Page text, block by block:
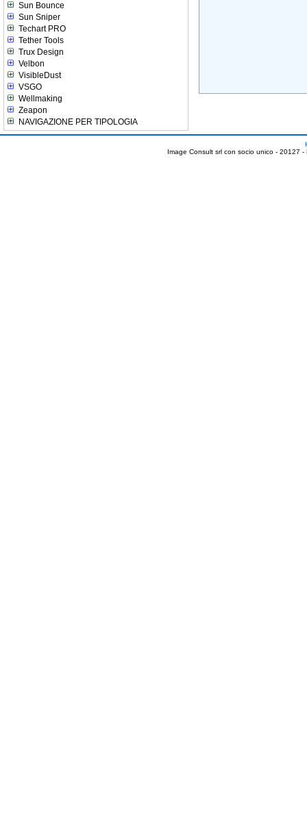
Sun Bounce
Sun Sniper
Techart PRO
Tether Tools
Trux Design
Velbon
VisibleDust
VSGO
Wellmaking
Zeapon
NAVIGAZIONE PER TIPOLOGIA
Image Consult srl con socio unico - 20127